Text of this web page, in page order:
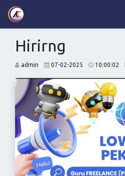
Hirirng
admin 07-02-2025 10:00:02